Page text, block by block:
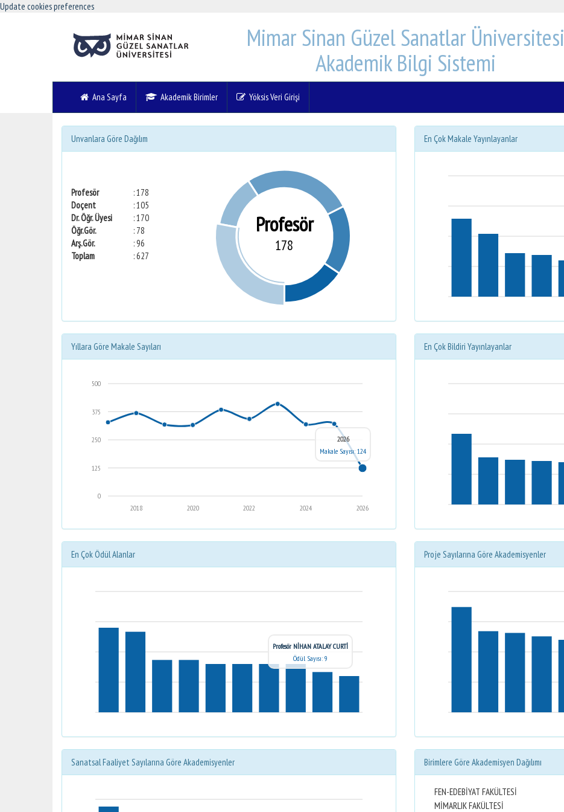
Update cookies preferences
Mimar Sinan Güzel Sanatlar Üniversitesi
Akademik Bilgi Sistemi
Ana Sayfa Akademik Birimler Yöksis Veri Girişi
Unvanlara Göre Dağılım
Profesör
: 178
Doçent
: 105
Dr. Öğr. Üyesi
: 170
Öğr.Gör.
: 78
Arş.Gör.
: 96
Toplam
: 627
Profesör
178
En Çok Makale Yayınlayanlar
Yıllara Göre Makale Sayıları
0
125
250
375
500
2026
2024
2022
2020
2018
2026
Makale Sayısı: 124
En Çok Bildiri Yayınlayanlar
En Çok Ödül Alanlar
Profesör NİHAN ATALAY CURTİ
Ödül Sayısı: 9
Proje Sayılarına Göre Akademisyenler
Sanatsal Faaliyet Sayılarına Göre Akademisyenler Birimlere Göre Akademisyen Dağılımı
FEN-EDEBİYAT FAKÜLTESİ
MİMARLIK FAKÜLTESİ